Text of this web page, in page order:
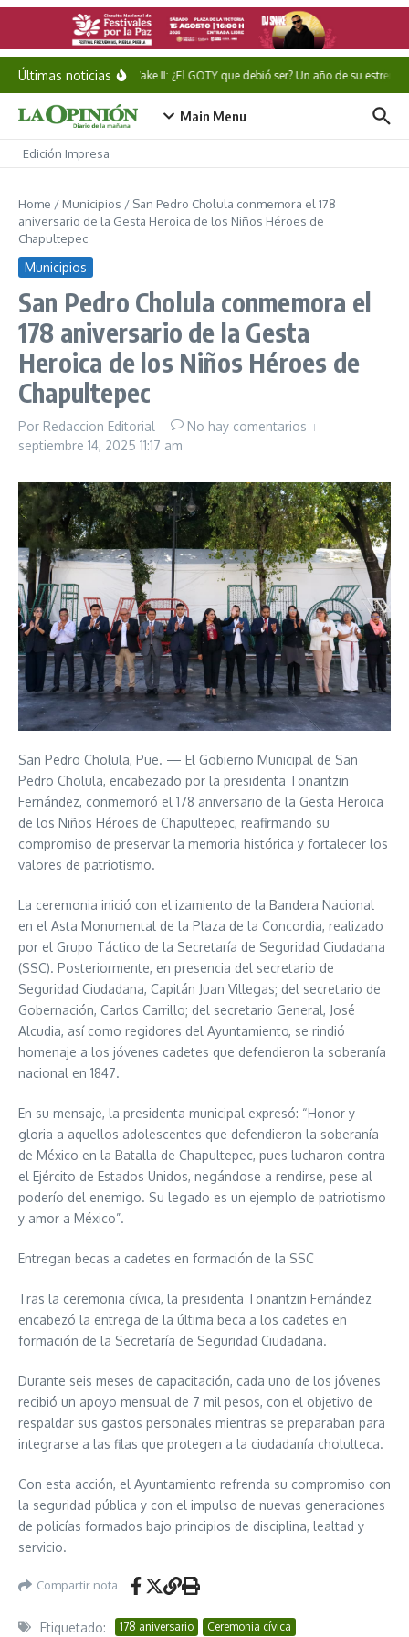
Saltar al contenido
Últimas noticiasAlan Wake II: ¿El GOTY que debió ser? Un año de su estreno
Main Menu
Edición Impresa
Home / Municipios / San Pedro Cholula conmemora el 178
aniversario de la Gesta Heroica de los Niños Héroes de
Chapultepec
Municipios
San Pedro Cholula conmemora el
178 aniversario de la Gesta
Heroica de los Niños Héroes de
Chapultepec
Por Redaccion Editorial
No hay comentarios
septiembre 14, 2025 11:17 am
San Pedro Cholula, Pue. — El Gobierno Municipal de San
Pedro Cholula, encabezado por la presidenta Tonantzin
Fernández, conmemoró el 178 aniversario de la Gesta Heroica
de los Niños Héroes de Chapultepec, reafirmando su
compromiso de preservar la memoria histórica y fortalecer los
valores de patriotismo.
La ceremonia inició con el izamiento de la Bandera Nacional
en el Asta Monumental de la Plaza de la Concordia, realizado
por el Grupo Táctico de la Secretaría de Seguridad Ciudadana
(SSC). Posteriormente, en presencia del secretario de
Seguridad Ciudadana, Capitán Juan Villegas; del secretario de
Gobernación, Carlos Carrillo; del secretario General, José
Alcudia, así como regidores del Ayuntamiento, se rindió
homenaje a los jóvenes cadetes que defendieron la soberanía
nacional en 1847.
En su mensaje, la presidenta municipal expresó: “Honor y
gloria a aquellos adolescentes que defendieron la soberanía
de México en la Batalla de Chapultepec, pues lucharon contra
el Ejército de Estados Unidos, negándose a rendirse, pese al
poderío del enemigo. Su legado es un ejemplo de patriotismo
y amor a México”.
Entregan becas a cadetes en formación de la SSC
Tras la ceremonia cívica, la presidenta Tonantzin Fernández
encabezó la entrega de la última beca a los cadetes en
formación de la Secretaría de Seguridad Ciudadana.
Durante seis meses de capacitación, cada uno de los jóvenes
recibió un apoyo mensual de 7 mil pesos, con el objetivo de
respaldar sus gastos personales mientras se preparaban para
integrarse a las filas que protegen a la ciudadanía cholulteca.
Con esta acción, el Ayuntamiento refrenda su compromiso con
la seguridad pública y con el impulso de nuevas generaciones
de policías formados bajo principios de disciplina, lealtad y
servicio.
Compartir nota
Etiquetado: 178 aniversario
Ceremonia cívica